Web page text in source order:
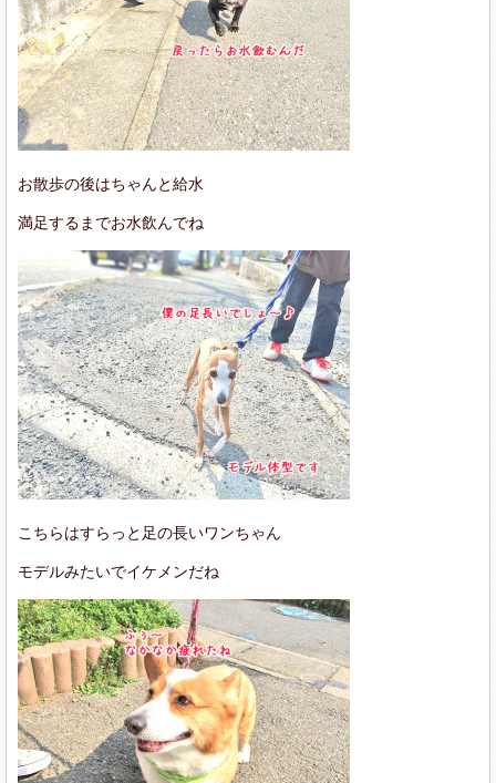
お散歩の後はちゃんと給水
満足するまでお水飲んでね
こちらはすらっと足の長いワンちゃん
モデルみたいでイケメンだね